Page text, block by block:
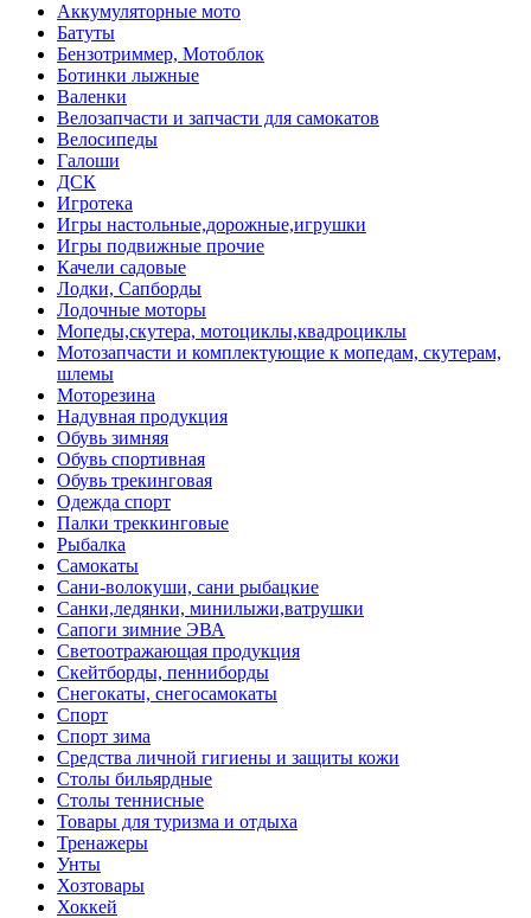
Аккумуляторные мото
Батуты
Бензотриммер, Мотоблок
Ботинки лыжные
Валенки
Велозапчасти и запчасти для самокатов
Велосипеды
Галоши
ДСК
Игротека
Игры настольные,дорожные,игрушки
Игры подвижные прочие
Качели садовые
Лодки, Сапборды
Лодочные моторы
Мопеды,скутера, мотоциклы,квадроциклы
Мотозапчасти и комплектующие к мопедам, скутерам,
шлемы
Моторезина
Надувная продукция
Обувь зимняя
Обувь спортивная
Обувь трекинговая
Одежда спорт
Палки треккинговые
Рыбалка
Самокаты
Сани-волокуши, сани рыбацкие
Санки,ледянки, минилыжи,ватрушки
Сапоги зимние ЭВА
Светоотражающая продукция
Скейтборды, пенниборды
Снегокаты, снегосамокаты
Спорт
Спорт зима
Средства личной гигиены и защиты кожи
Столы бильярдные
Столы теннисные
Товары для туризма и отдыха
Тренажеры
Унты
Хозтовары
Хоккей